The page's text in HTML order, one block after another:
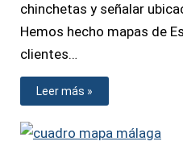
chinchetas y señalar
Hemos hecho mapas de
clientes…
Leer más »